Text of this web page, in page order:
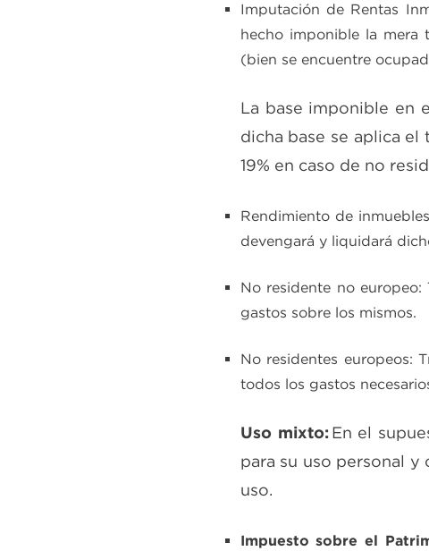
Imputación de Rentas
hecho imponible la mera
(bien se encuentre
La base imponible en
dicha base se aplica
19% en caso de no
Rendimiento de
devengará y liquidará
No residente no
gastos sobre los mismos.
No residentes europeos:
todos los gastos
Uso mixto: En el
para su uso personal
uso.
Impuesto sobre el